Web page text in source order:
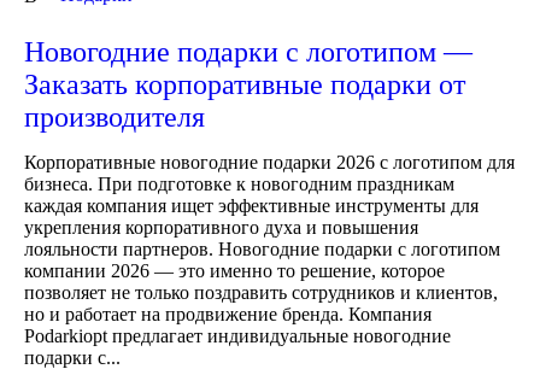
Новогодние подарки с логотипом —
Заказать корпоративные подарки от
производителя
Корпоративные новогодние подарки 2026 с логотипом для
бизнеса. При подготовке к новогодним праздникам
каждая компания ищет эффективные инструменты для
укрепления корпоративного духа и повышения
лояльности партнеров. Новогодние подарки с логотипом
компании 2026 — это именно то решение, которое
позволяет не только поздравить сотрудников и клиентов,
но и работает на продвижение бренда. Компания
Podarkiopt предлагает индивидуальные новогодние
подарки с...